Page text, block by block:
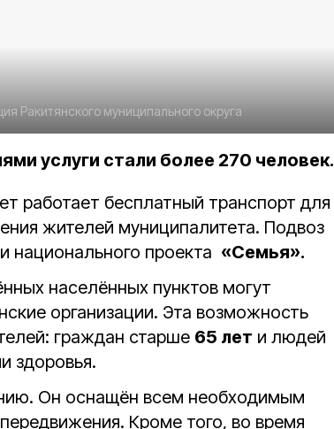
Ракитянского муниципального округа
услуги стали более 270 человек.
работает бесплатный транспорт для
жителей муниципалитета. Подвоз
национального проекта «Семья».
населённых пунктов могут
организации. Эта возможность
граждан старше 65 лет и людей
здоровья.
Он оснащён всем необходимым
Кроме того, во время